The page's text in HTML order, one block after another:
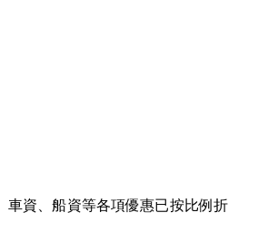
車資、船資等各項優惠已按比例折